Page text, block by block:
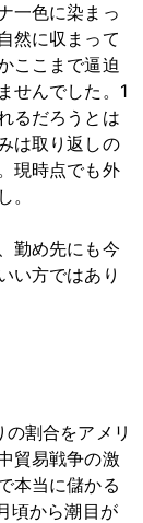
一色に染まっ
然に収まって
ここまで逼迫
せんでした。1
るだろうとは
は取り返しの
現時点でも外
。
勤め先にも今
い方ではあり
割合をアメリ
貿易戦争の激
本当に儲かる
頃から潮目が